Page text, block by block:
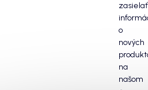
zasielať
o
nových
na
našom